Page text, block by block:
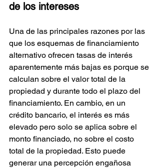
de los intereses
Una de las principales razones por las
que los esquemas de financiamiento
alternativo ofrecen tasas de interés
aparentemente más bajas es porque se
calculan sobre el valor total de la
propiedad y durante todo el plazo del
financiamiento. En cambio, en un
crédito bancario, el interés es más
elevado pero solo se aplica sobre el
monto financiado, no sobre el costo
total de la propiedad. Esto puede
generar una percepción engañosa